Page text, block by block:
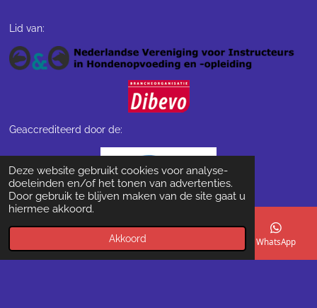
Deze website gebruikt cookies voor analyse-
doeleinden en/of het tonen van advertenties.
Door gebruik te blijven maken van de site gaat u
hiermee akkoord.
Akkoord
Lid van:
Geaccrediteerd door de:
Klik hier om een tekst te typen.
© 2024 Happie Hond
Telefoonnummer WhatsApp